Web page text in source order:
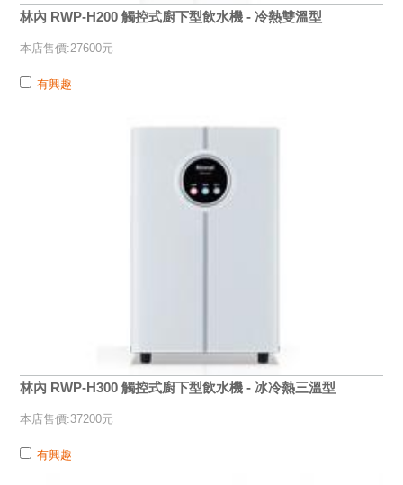
林內 RWP-H200 觸控式廚下型飲水機 - 冷熱雙溫型
本店售價:27600元
有興趣
林內 RWP-H300 觸控式廚下型飲水機 - 冰冷熱三溫型
本店售價:37200元
有興趣